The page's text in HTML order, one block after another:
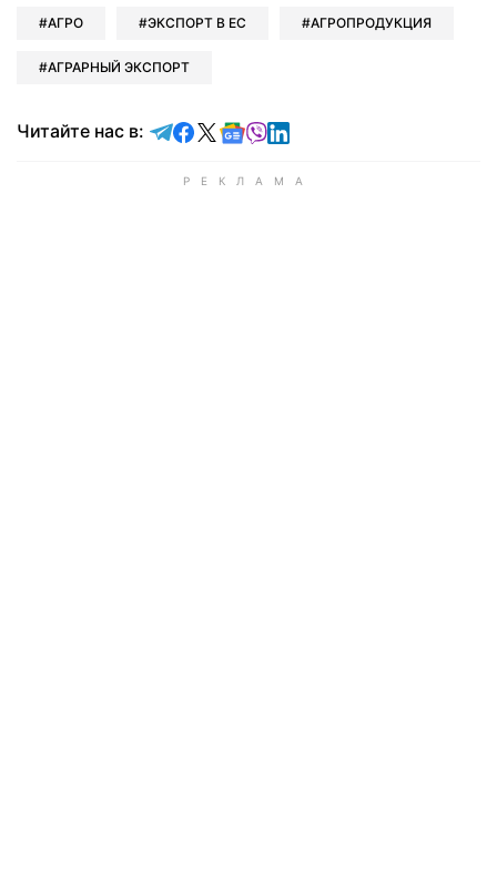
АГРО ЭКСПОРТ В ЕС АГРОПРОДУКЦИЯ
АГРАРНЫЙ ЭКСПОРТ
Читайте нас в: Читайте в Telegram
Читайте в Facebook
Читайте в X
Читайте в Google news
Читайте в Viber
Читайте в LinkedIn